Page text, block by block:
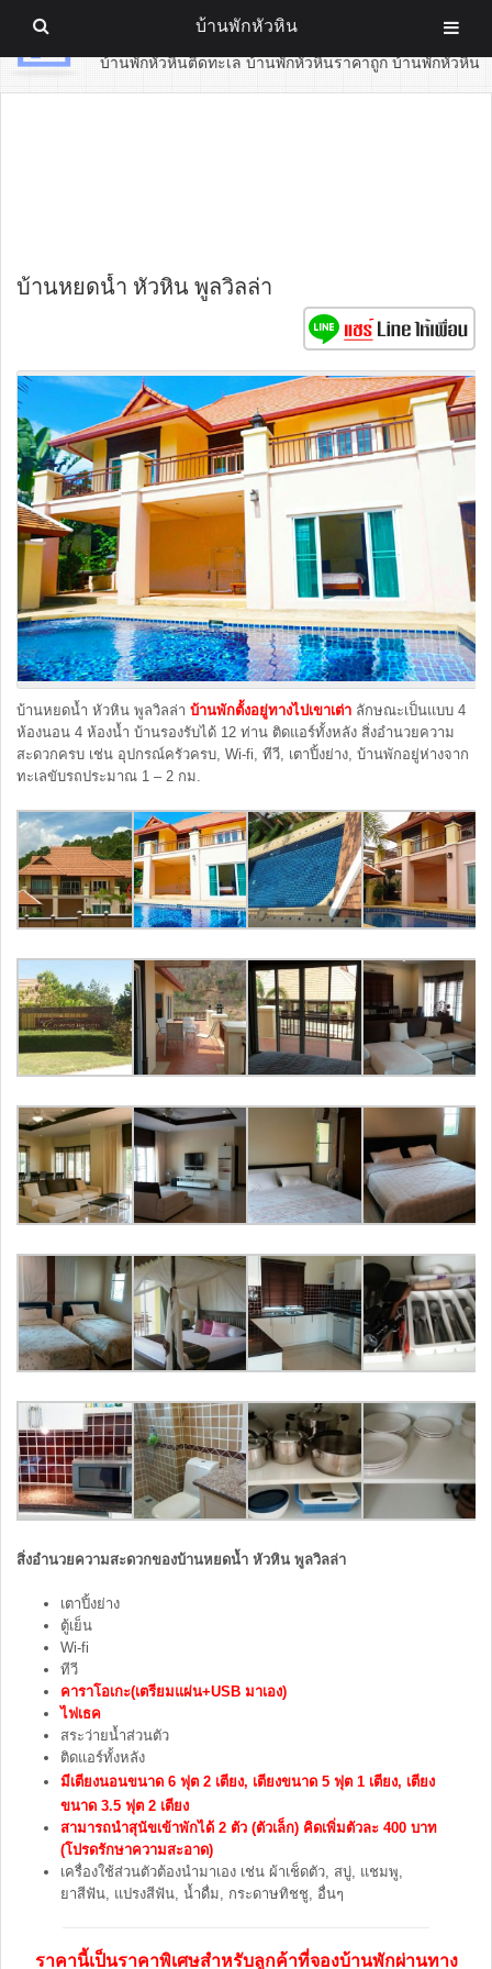
บ้านพักหัวหิน
บ้านพักหัวหินติดทะเล บ้านพักหัวหินราคาถูก บ้านพักหัวหิน
บ้านหยดน้ำ หัวหิน พูลวิลล่า
บ้านหยดน้ำ หัวหิน พูลวิลล่า บ้านพักตั้งอยู่ทางไปเขาเต่า ลักษณะเป็นแบบ 4
ห้องนอน 4 ห้องน้ำ บ้านรองรับได้ 12 ท่าน ติดแอร์ทั้งหลัง สิ่งอำนวยความ
สะดวกครบ เช่น อุปกรณ์ครัวครบ, Wi-fi, ทีวี, เตาปิ้งย่าง, บ้านพักอยู่ห่างจาก
ทะเลขับรถประมาณ 1 – 2 กม.
สิ่งอำนวยความสะดวกของบ้านหยดน้ำ หัวหิน พูลวิลล่า
เตาปิ้งย่าง
ตู้เย็น
Wi-fi
ทีวี
คาราโอเกะ(เตรียมแผ่น+USB มาเอง)
ไฟเธค
สระว่ายน้ำส่วนตัว
ติดแอร์ทั้งหลัง
มีเตียงนอนขนาด 6 ฟุต 2 เตียง, เตียงขนาด 5 ฟุต 1 เตียง, เตียง
ขนาด 3.5 ฟุต 2 เตียง
สามารถนำสุนัขเข้าพักได้ 2 ตัว (ตัวเล็ก) คิดเพิ่มตัวละ 400 บาท
(โปรดรักษาความสะอาด)
เครื่องใช้ส่วนตัวต้องนำมาเอง เช่น ผ้าเช็ดตัว, สบู่, แชมพู,
ยาสีฟัน, แปรงสีฟัน, น้ำดื่ม, กระดาษทิชชู, อื่นๆ
ราคานี้เป็นราคาพิเศษสำหรับลูกค้าที่จองบ้านพักผ่านทาง
บ้านพักหัวหิน